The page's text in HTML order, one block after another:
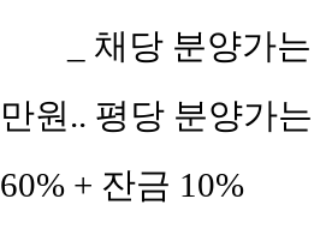
_ 채당 분양가
만원.. 평당 분양가
60% + 잔금 10%